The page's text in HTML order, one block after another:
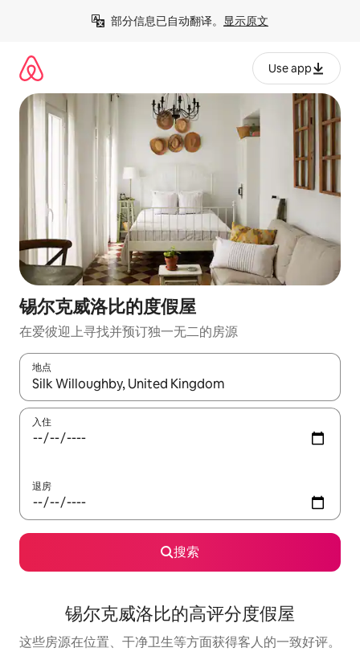
部分信息已自动翻译。 显示原文
Use app
锡尔克威洛比的度假屋
在爱彼迎上寻找并预订独一无二的房源
地点
如有搜索结果，请使用上下方向键查看，或通过点击或滑动手势
入住
退房
搜索
锡尔克威洛比的高评分度假屋
这些房源在位置、干净卫生等方面获得客人的一致好评。